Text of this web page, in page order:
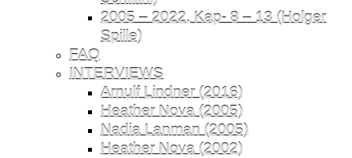
2005 – 2022, Kap- 8 – 13 (Holger
Spille)
FAQ
INTERVIEWS
Arnulf Lindner (2016)
Heather Nova (2005)
Nadia Lanman (2005)
Heather Nova (2002)